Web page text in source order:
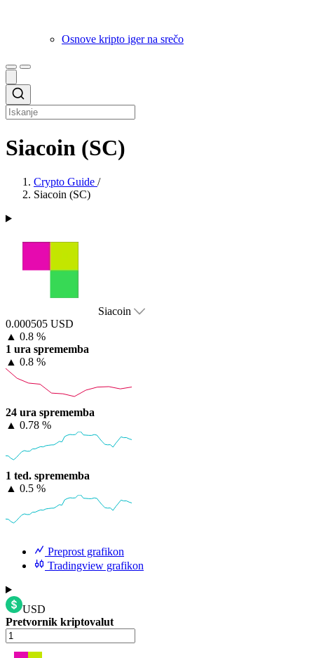
Osnove kripto iger na srečo
Siacoin (SC)
Crypto Guide /
Siacoin (SC)
Siacoin
0.000505 USD
▲ 0.8 %
1 ura sprememba
▲ 0.8 %
24 ura sprememba
▲ 0.78 %
1 ted. sprememba
▲ 0.5 %
Preprost grafikon
Tradingview grafikon
USD
Pretvornik kriptovalut